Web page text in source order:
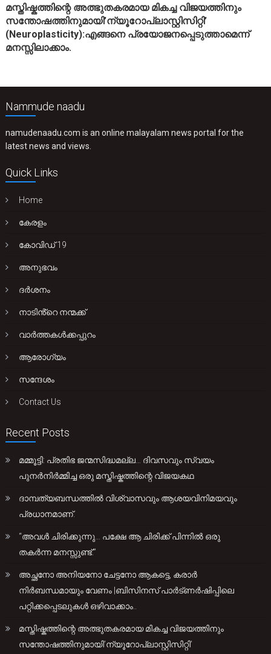
മസ്തിഷ്കത്തിന്റെ അത്ഭുതകരമായ മികച്ച വിജയത്തിനും
സന്തോഷത്തിനുമായി’ന്യൂറോപ്ലാസ്റ്റിസിറ്റി’
(Neuroplasticity):എങ്ങനെ പ്രയോജനപ്പെടുത്താമെന്ന്
മനസ്സിലാക്കാം.
Nammude naadu
namudenaadu.com is an online malayalam news portal for the
latest news and views.
Quick Links
Home
കേരളം
കോവിഡ് 19
അനുഭവം
ദർശനം
നാടിൻ്റെ നന്മക്ക്
വാർത്തകൾക്കപ്പുറം
ആരോഗ്യം
സന്ദേശം
Contact Us
Recent Posts
മമ്മൂട്ടി: പ്രതിഭ ജന്മസിദ്ധമല്ല… ദിവസവും സ്വയം
പുനർനിർമ്മിച്ച ഒരു മസ്തിഷ്കത്തിന്റെ വിജയകഥ
ദാമ്പത്യബന്ധത്തിൽ വിശ്വാസവും ആശയവിനിമയവും
പ്രധാനമാണ്.
“അവൾ ചിരിക്കുന്നു… പക്ഷേ ആ ചിരിക്ക് പിന്നിൽ ഒരു
തകർന്ന മനസ്സുണ്ട്.”
അച്ഛനോ അനിയനോ ചേട്ടനോ ആകട്ടെ, കരാർ
നിർബന്ധമായും വേണം |ബിസിനസ് പാർട്ണർഷിപ്പിലെ
പറ്റിക്കപ്പെടലുകൾ ഒഴിവാക്കാം..
മസ്തിഷ്കത്തിന്റെ അത്ഭുതകരമായ മികച്ച വിജയത്തിനും
സന്തോഷത്തിനുമായി’ന്യൂറോപ്ലാസ്റ്റിസിറ്റി’